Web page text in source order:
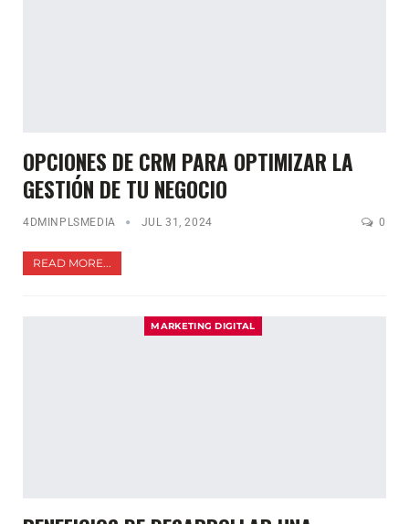
OPCIONES DE CRM PARA OPTIMIZAR LA
GESTIÓN DE TU NEGOCIO
4DMINPLSMEDIA JUL 31, 2024 0
READ MORE...
MARKETING DIGITAL